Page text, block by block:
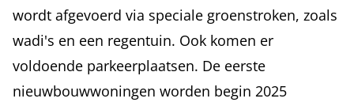
wordt afgevoerd via speciale groenstroken, zoals
wadi's en een regentuin. Ook komen er
voldoende parkeerplaatsen. De eerste
nieuwbouwwoningen worden begin 2025